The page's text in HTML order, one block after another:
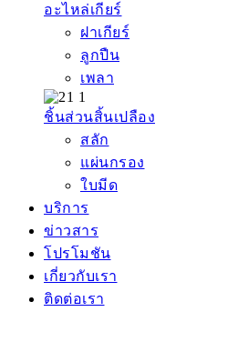
อะไหล่เกียร์
ฝาเกียร์
ลูกปืน
เพลา
ชิ้นส่วนสิ้นเปลือง
สลัก
แผ่นกรอง
ใบมีด
บริการ
ข่าวสาร
โปรโมชัน
เกี่ยวกับเรา
ติดต่อเรา